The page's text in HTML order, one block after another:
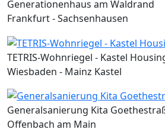
Generationenhaus am Waldrand
Frankfurt - Sachsenhausen
TETRIS-Wohnriegel - Kastel
Wiesbaden - Mainz Kastel
Generalsanierung Kita
Offenbach am Main